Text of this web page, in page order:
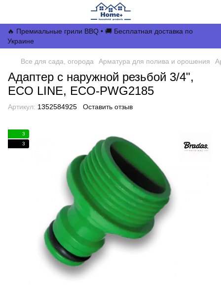
🔥 Премиальные грили BBQ • 🚚 Бесплатная доставка по
Украине
Все для сада, огорода Арматура для полива и орошения
Адаптер с наружной резьбой 3/4",
ECO LINE, ECO-PWG2185
Артикул: 1352584925 Оставить отзыв
3
3